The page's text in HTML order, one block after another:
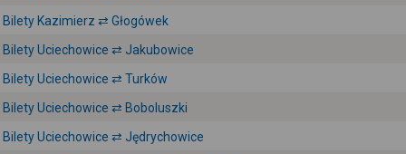
Bilety Kazimierz ⇄ Głogówek
Bilety Uciechowice ⇄ Jakubowice
Bilety Uciechowice ⇄ Turków
Bilety Uciechowice ⇄ Boboluszki
Bilety Uciechowice ⇄ Jędrychowice